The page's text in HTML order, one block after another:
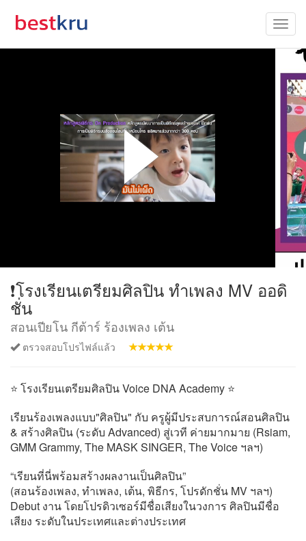
❗โรงเรียนเตรียมศิลปิน ทำเพลง MV ออดิ
ชั่น
สอนเปียโน กีต้าร์ ร้องเพลง เต้น
ตรวจสอบโปรไฟล์แล้ว
⭐ โรงเรียนเตรียมศิลปิน Voice DNA Academy ⭐
เรียนร้องเพลงแบบ"ศิลปิน" กับ ครูผู้มีประสบการณ์สอนศิลปิน
& สร้างศิลปิน (ระดับ Advanced) สู่เวที ค่ายมากมาย (Rsiam,
GMM Grammy, The MASK SINGER, The Voice ฯลฯ)
“เรียนที่นี่พร้อมสร้างผลงานเป็นศิลปิน”
(สอนร้องเพลง, ทำเพลง, เต้น, พิธีกร, โปรดักชั่น MV ฯลฯ)
Debut งาน โดยโปรดิวเซอร์มีชื่อเสียงในวงการ ศิลปินมีชื่อ
เสียง ระดับในประเทศและต่างประเทศ